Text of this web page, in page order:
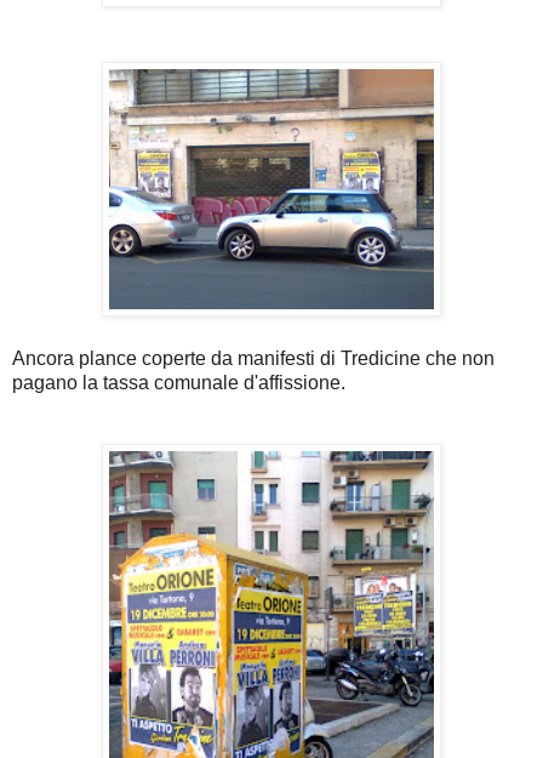
Ancora plance coperte da manifesti di Tredicine che non
pagano la tassa comunale d'affissione.